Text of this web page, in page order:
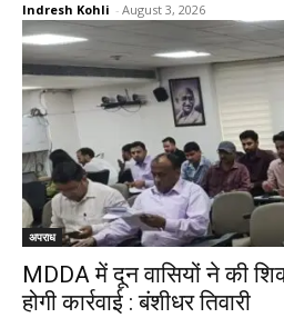
Indresh Kohli - August 3, 2026
अपराध
MDDA में दून वासियों ने की
होगी कार्रवाई : बंशीधर तिवारी